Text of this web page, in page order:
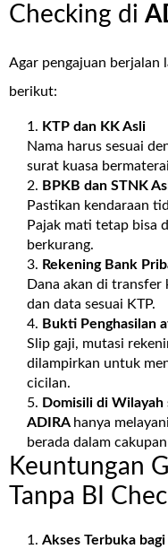
Checking di
Agar pengajuan berjalan
berikut:
KTP dan KK Asli
Nama harus sesuai
surat kuasa
BPKB dan STNK
Pastikan kendaraan
Pajak mati tetap bisa
berkurang.
Rekening Bank
Dana akan di transfer
dan data sesuai KTP.
Bukti Penghasilan
Slip gaji, mutasi
dilampirkan untuk
cicilan.
Domisili di
ADIRA hanya
berada dalam
Keuntungan
Tanpa BI
Akses Terbuka